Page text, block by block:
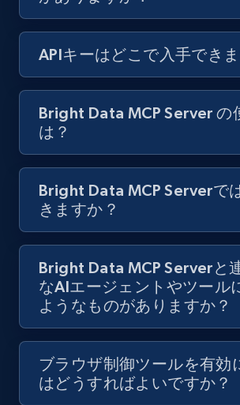
APIキーはどこで入手でき
Bright Data MCP Server の
は？
Bright Data MCP Serverで
きますか？
Bright Data MCP Serverと
なAIエージェントやツール
ようなものがありますか？
ブラウザ制御ツールを有効
はどうすればよいですか？